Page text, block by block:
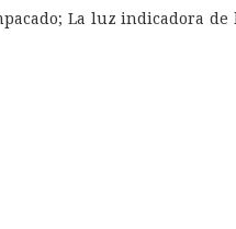
La luz indicadora de